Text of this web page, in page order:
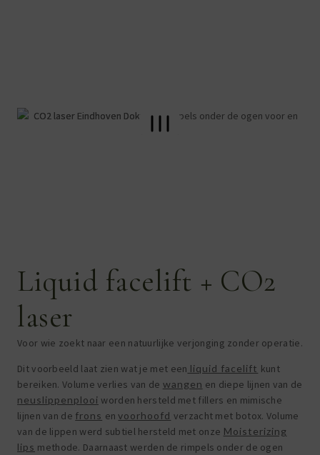
Liquid facelift + CO2
laser
Voor wie zoekt naar een natuurlijke verjonging zonder operatie.
Dit voorbeeld laat zien wat je met een liquid facelift kunt
bereiken. Volume verlies van de wangen en diepe lijnen van de
neuslippenplooi worden hersteld met fillers en mimische
lijnen van de frons envoorhoofd verzacht met botox. Volume
van de lippen werd subtiel hersteld met onze Moisterizing
lips methode. Daarnaast werden de rimpels onder de ogen